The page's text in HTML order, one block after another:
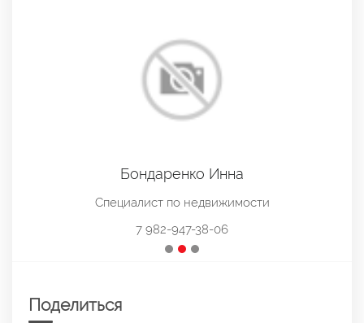
Бондаренко Инна
Специалист по недвижимости
7 982-947-38-06
Поделиться